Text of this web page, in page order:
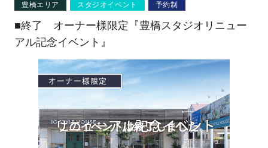
豊橋エリア スタジオイベント 予約制
■終了 オーナー様限定『豊橋スタジオリニュー
アル記念イベント』